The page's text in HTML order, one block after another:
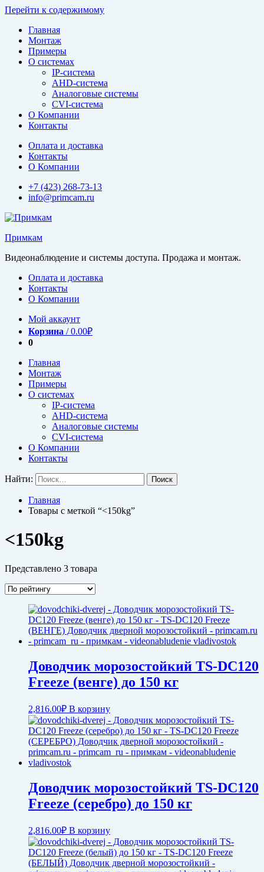
Перейти к содержимому
Главная
Монтаж
Примеры
О системах
IP-система
AHD-система
Аналоговые системы
CVI-система
О Компании
Контакты
Оплата и доставка
Контакты
О Компании
+7 (423) 268-73-13
info@primcam.ru
Примкам
Видеонаблюдение и системы доступа. Продажа и монтаж.
Оплата и доставка
Контакты
О Компании
Мой аккаунт
Корзина /0.00₽
0
Главная
Монтаж
Примеры
О системах
IP-система
AHD-система
Аналоговые системы
CVI-система
О Компании
Контакты
Найти:
Главная
Товары с меткой “<150kg”
<150kg
Представлено 3 товара
Доводчик морозостойкий TS-DC120
Freeze (венге) до 150 кг
2,816.00₽ В корзину
Доводчик морозостойкий TS-DC120
Freeze (серебро) до 150 кг
2,816.00₽ В корзину